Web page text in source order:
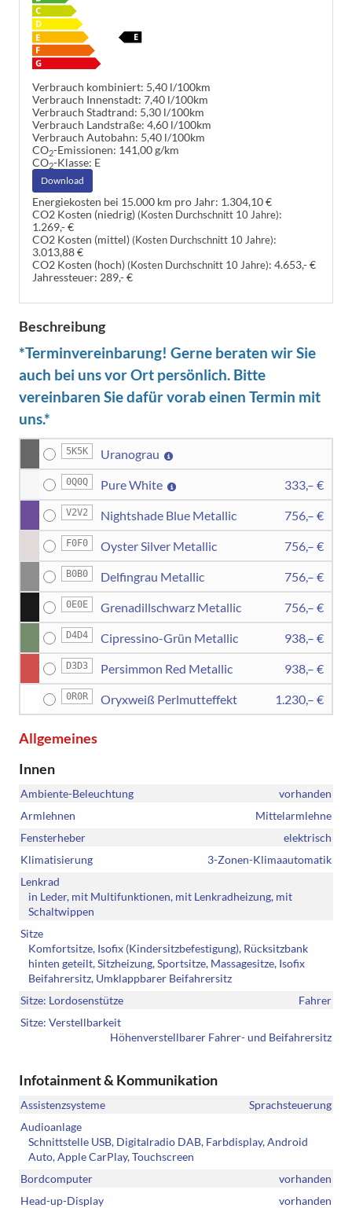
Verbrauch kombiniert: 5,40 l/100km
Verbrauch Innenstadt: 7,40 l/100km
Verbrauch Stadtrand: 5,30 l/100km
Verbrauch Landstraße: 4,60 l/100km
Verbrauch Autobahn: 5,40 l/100km
CO2-Emissionen: 141,00 g/km
CO2-Klasse: E
Download
Energiekosten bei 15.000 km pro Jahr: 1.304,10 €
CO2 Kosten (niedrig) (Kosten Durchschnitt 10 Jahre):
1.269,- €
CO2 Kosten (mittel) (Kosten Durchschnitt 10 Jahre):
3.013,88 €
CO2 Kosten (hoch) (Kosten Durchschnitt 10 Jahre): 4.653,- €
Jahressteuer: 289,- €
Beschreibung
*Terminvereinbarung! Gerne beraten wir Sie
auch bei uns vor Ort persönlich. Bitte
vereinbaren Sie dafür vorab einen Termin mit
uns.*
5K5K Uranograu
0Q0Q Pure White 333,– €
V2V2 Nightshade Blue Metallic 756,– €
F0F0 Oyster Silver Metallic 756,– €
B0B0 Delfingrau Metallic 756,– €
0E0E Grenadillschwarz Metallic 756,– €
D4D4 Cipressino-Grün Metallic 938,– €
D3D3 Persimmon Red Metallic 938,– €
0R0R Oryxweiß Perlmutteffekt 1.230,– €
Allgemeines
Innen
Ambiente-Beleuchtung
vorhanden
Armlehnen
Mittelarmlehne
Fensterheber
elektrisch
Klimatisierung
3-Zonen-Klimaautomatik
Lenkrad
in Leder, mit Multifunktionen, mit Lenkradheizung, mit
Schaltwippen
Sitze
Komfortsitze, Isofix (Kindersitzbefestigung), Rücksitzbank
hinten geteilt, Sitzheizung, Sportsitze, Massagesitze, Isofix
Beifahrersitz, Umklappbarer Beifahrersitz
Sitze: Lordosenstütze
Fahrer
Sitze: Verstellbarkeit
Höhenverstellbarer Fahrer- und Beifahrersitz
Infotainment & Kommunikation
Assistenzsysteme
Sprachsteuerung
Audioanlage
Schnittstelle USB, Digitalradio DAB, Farbdisplay, Android
Auto, Apple CarPlay, Touchscreen
Bordcomputer
vorhanden
Head-up-Display
vorhanden